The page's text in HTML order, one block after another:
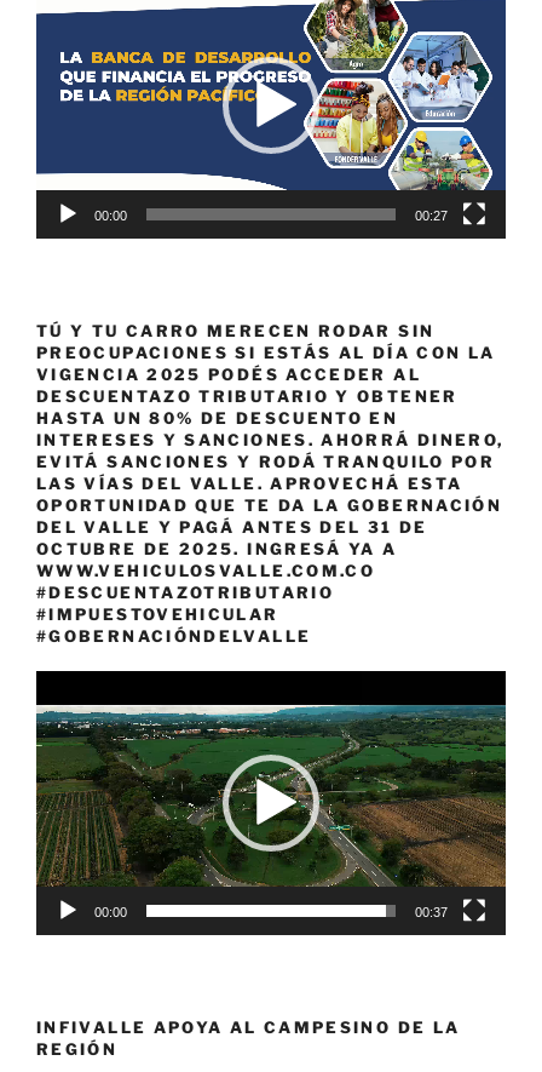
de
00:00 00:27
TÚ Y TU CARRO MERECEN RODAR SIN
PREOCUPACIONES SI ESTÁS AL DÍA CON LA
VIGENCIA 2025 PODÉS ACCEDER AL
DESCUENTAZO TRIBUTARIO Y OBTENER
HASTA UN 80% DE DESCUENTO EN
INTERESES Y SANCIONES. AHORRÁ DINERO,
EVITÁ SANCIONES Y RODÁ TRANQUILO POR
LAS VÍAS DEL VALLE. APROVECHÁ ESTA
OPORTUNIDAD QUE TE DA LA GOBERNACIÓN
DEL VALLE Y PAGÁ ANTES DEL 31 DE
OCTUBRE DE 2025. INGRESÁ YA A
WWW.VEHICULOSVALLE.COM.CO
#DESCUENTAZOTRIBUTARIO
#IMPUESTOVEHICULAR
#GOBERNACIÓNDELVALLE
de
vídeo
00:00 00:37
INFIVALLE APOYA AL CAMPESINO DE LA
REGIÓN